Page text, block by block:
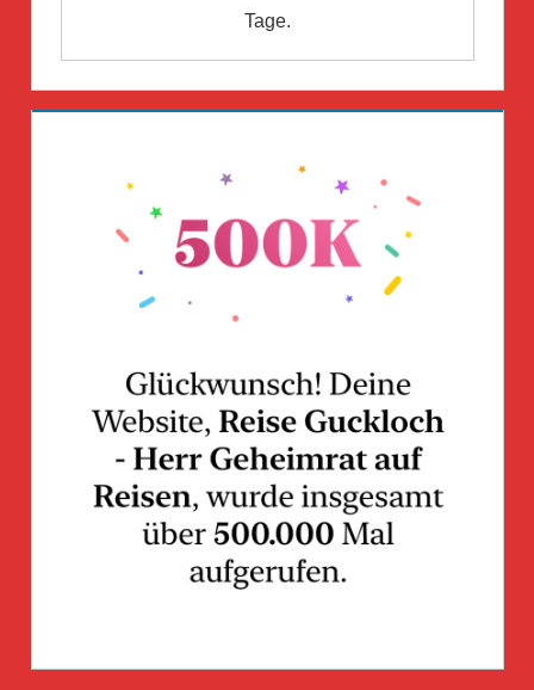
Tage.